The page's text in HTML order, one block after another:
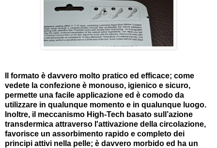
Il formato è davvero molto pratico ed efficace; come
vedete la confezione è monouso, igienico e sicuro,
permette una facile applicazione ed è comodo da
utilizzare in qualunque momento e in qualunque luogo.
Inoltre, il meccanismo High-Tech basato sull’azione
transdermica attraverso l'attivazione della circolazione,
favorisce un assorbimento rapido e completo dei
principi attivi nella pelle; è davvero morbido ed ha un